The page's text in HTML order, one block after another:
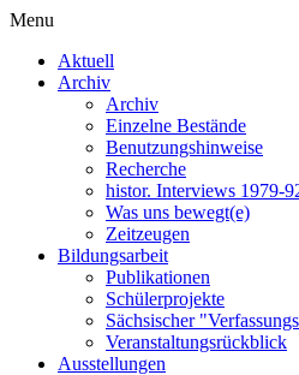
Menu
Aktuell
Archiv
Archiv
Einzelne Bestände
Benutzungshinweise
Recherche
histor. Interviews 1979-
Was uns bewegt(e)
Zeitzeugen
Bildungsarbeit
Publikationen
Schülerprojekte
Sächsischer
Veranstaltungsrückblick
Ausstellungen